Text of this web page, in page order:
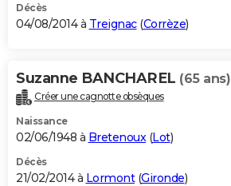
Décès
04/08/2014 à Treignac(Corrèze)
Suzanne BANCHAREL (65 ans)
Créer une cagnotte obsèques
Naissance
02/06/1948 à Bretenoux(Lot)
Décès
21/02/2014 à Lormont(Gironde)